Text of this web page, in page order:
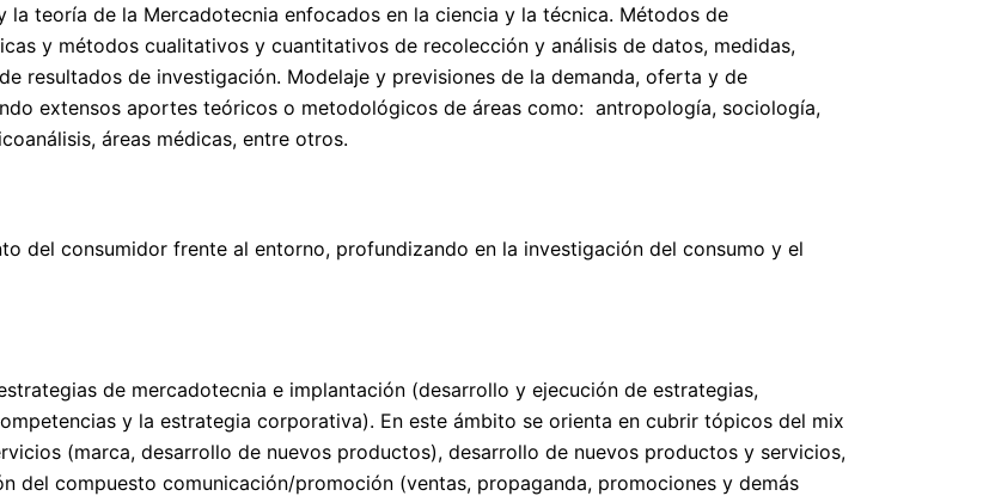
teoría de la Mercadotecnia enfocados en la ciencia y la técnica. Métodos de
y métodos cualitativos y cuantitativos de recolección y análisis de datos, medidas,
resultados de investigación. Modelaje y previsiones de la demanda, oferta y de
extensos aportes teóricos o metodológicos de áreas como: antropología, sociología,
áreas médicas, entre otros.
del consumidor frente al entorno, profundizando en la investigación del consumo y el
de mercadotecnia e implantación (desarrollo y ejecución de estrategias,
y la estrategia corporativa). En este ámbito se orienta en cubrir tópicos del mix
(marca, desarrollo de nuevos productos), desarrollo de nuevos productos y servicios,
del compuesto comunicación/promoción (ventas, propaganda, promociones y demás